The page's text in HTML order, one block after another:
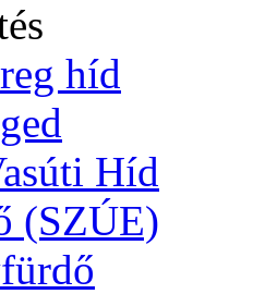
híd
Híd
(SZÚE)